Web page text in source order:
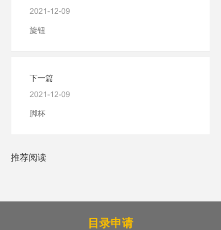
2021-12-09
旋钮
下一篇
2021-12-09
脚杯
推荐阅读
目录申请